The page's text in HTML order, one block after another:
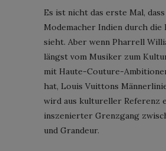
Es ist nicht das erste Mal,
Modemacher Indien durch die
sieht. Aber wenn Pharrell
längst vom Musiker zum
mit Haute-Couture-
hat, Louis Vuittons
wird aus kultureller Referenz
inszenierter Grenzgang
und Grandeur.